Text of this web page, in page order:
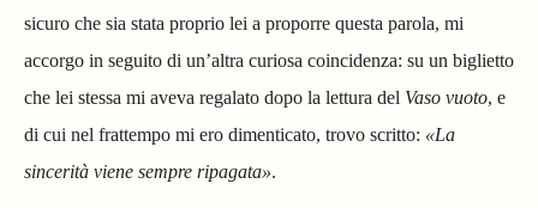
sicuro che sia stata proprio lei a proporre questa parola, mi
accorgo in seguito di un’altra curiosa coincidenza: su un biglietto
che lei stessa mi aveva regalato dopo la lettura del Vaso vuoto, e
di cui nel frattempo mi ero dimenticato, trovo scritto: «La
sincerità viene sempre ripagata».